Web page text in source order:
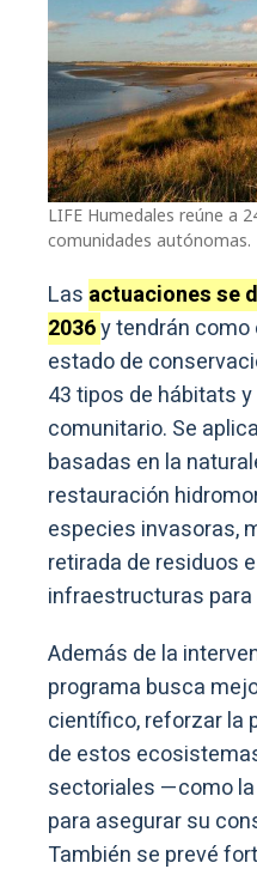
LIFE Humedales reúne a
comunidades autónomas.
Las actuaciones se
2036y tendrán
estado de
43 tipos de hábitats
comunitario. Se
basadas en la
restauración
especies invasoras,
retirada de residuos
infraestructuras para
Además de la
programa busca
científico, reforzar la
de estos
sectoriales —como
para asegurar su
También se prevé